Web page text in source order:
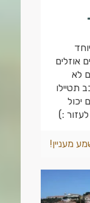
אוזלים
לא
תטיילו
יכול
:)
מעניין!